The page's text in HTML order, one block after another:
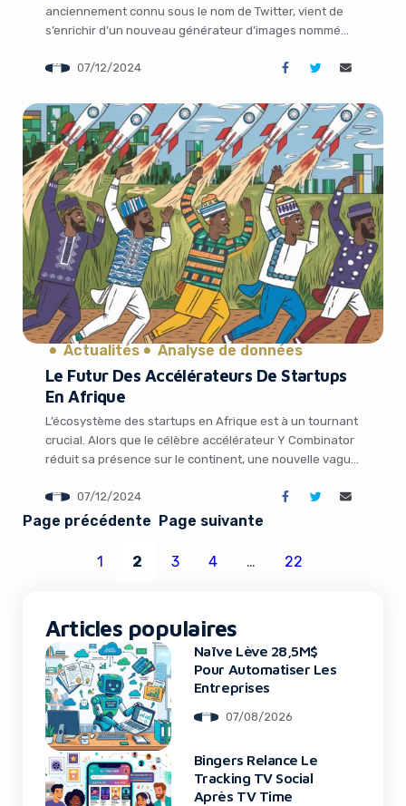
anciennement connu sous le nom de Twitter, vient de
s’enrichir d’un nouveau générateur d’images nommé
conversationnel Grok, accessible via un onglet dédié
générateur d’images sans restrictions apparentes À […]
07/12/2024
Actualités Analyse de données
Le Futur Des Accélérateurs De Startups
En Afrique
L’écosystème des startups en Afrique est à un tournant
crucial. Alors que le célèbre accélérateur Y Combinator
réduit sa présence sur le continent, une nouvelle vague
Portés par des alumni africains de YC, ces nouveaux
accélérateurs ambitionnent de devenir les fers de lance
07/12/2024
Page précédente
1 2 3 4 … 22
Page suivante
Articles populaires
Naïve Lève 28,5M$
Pour Automatiser Les
Entreprises
07/08/2026
Bingers Relance Le
Tracking TV Social
Après TV Time
No Thanks